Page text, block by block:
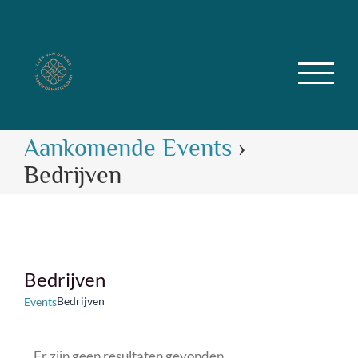
Aankomende Events ›
Bedrijven
Bedrijven
EventsBedrijven
Events